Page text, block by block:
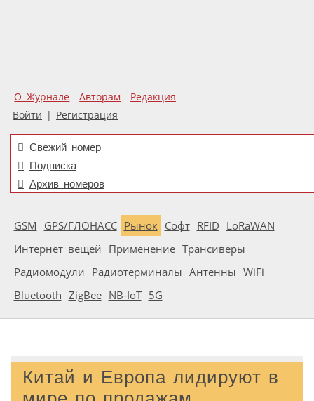
О Журнале Авторам
Редакция
Войти | Регистрация
Свежий номер
Подписка
Архив номеров
GSM GPS/ГЛОНАСС Рынок Софт RFID LoRaWAN
Интернет вещей Применение Трансиверы
Радиомодули Радиотерминалы Антенны WiFi
Bluetooth ZigBee NB-IoT 5G
Китай и Европа лидируют в